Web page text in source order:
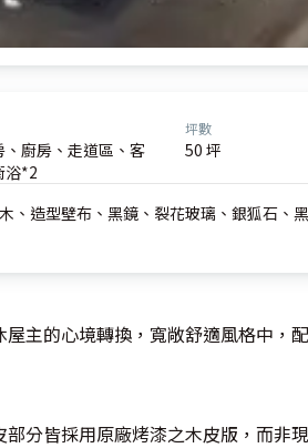
廚房、走道區、客
浴*2
坪數
50 坪
、造型壁布、黑鏡、裂花玻璃、銀狐石、
主的心境轉換，寬敞舒適風格中，
部分皆採用原廠烤漆之木皮版，而非